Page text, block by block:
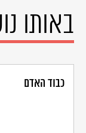
באותו
כבוד האדם